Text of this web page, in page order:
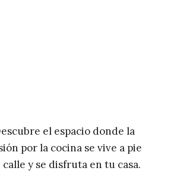
el espacio donde la
por la cocina se vive a pie
calle y se disfruta en tu casa.